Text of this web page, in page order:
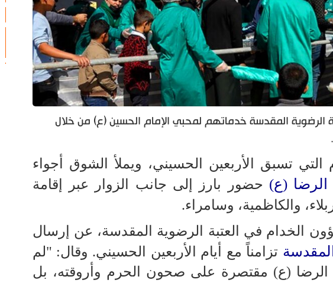
الرضوية المقدسة خدماتهم لمحبي الإمام الحسين (ع) من خلال
التي تسبق الأربعين الحسيني، ويملأ الشوق أجواء
الرضا (ع) حضور بارز إلى جانب الزوار عبر إقامة
والكاظمية، وسامراء.
الخدام في العتبة الرضوية المقدسة، عن إرسال
تزامناً مع أيام الأربعين الحسيني. وقال: "لم
الرضا (ع) مقتصرة على صحون الحرم وأروقته، بل